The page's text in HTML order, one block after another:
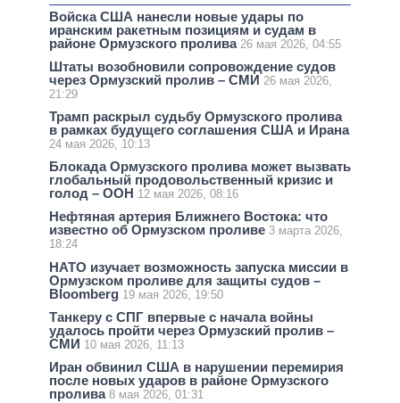
Войска США нанесли новые удары по
иранским ракетным позициям и судам в
районе Ормузского пролива 26 мая 2026, 04:55
Штаты возобновили сопровождение судов
через Ормузский пролив – СМИ 26 мая 2026,
21:29
Трамп раскрыл судьбу Ормузского пролива
в рамках будущего соглашения США и Ирана
24 мая 2026, 10:13
Блокада Ормузского пролива может вызвать
глобальный продовольственный кризис и
голод – ООН 12 мая 2026, 08:16
Нефтяная артерия Ближнего Востока: что
известно об Ормузском проливе 3 марта 2026,
18:24
НАТО изучает возможность запуска миссии в
Ормузском проливе для защиты судов –
Bloomberg 19 мая 2026, 19:50
Танкеру с СПГ впервые с начала войны
удалось пройти через Ормузский пролив –
СМИ 10 мая 2026, 11:13
Иран обвинил США в нарушении перемирия
после новых ударов в районе Ормузского
пролива 8 мая 2026, 01:31